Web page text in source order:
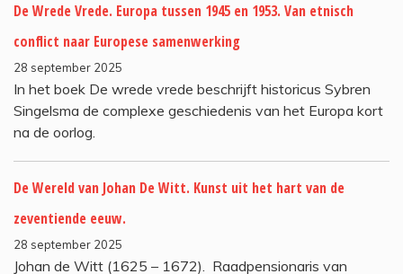
De Wrede Vrede. Europa tussen 1945 en 1953. Van etnisch
conflict naar Europese samenwerking
28 september 2025
In het boek De wrede vrede beschrijft historicus Sybren
Singelsma de complexe geschiedenis van het Europa kort
na de oorlog.
De Wereld van Johan De Witt. Kunst uit het hart van de
zeventiende eeuw.
28 september 2025
Johan de Witt (1625 – 1672). Raadpensionaris van